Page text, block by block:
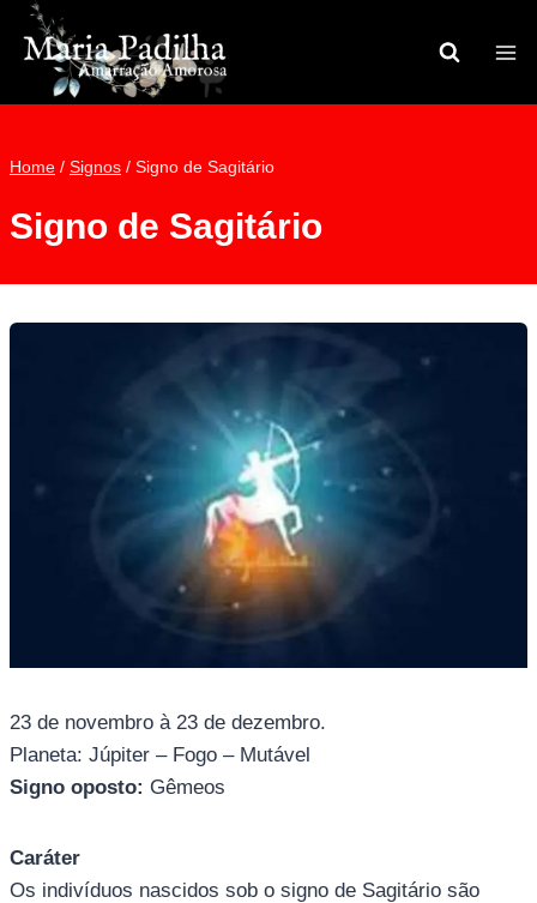
Pular
para
Conteúdo
Home / Signos / Signo de Sagitário
Signo de Sagitário
23 de novembro à 23 de dezembro.
Planeta: Júpiter – Fogo – Mutável
Signo oposto: Gêmeos
Caráter
Os indivíduos nascidos sob o signo de Sagitário são